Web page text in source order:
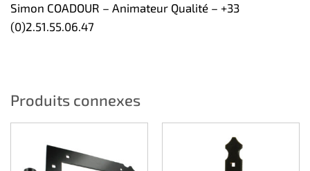
Simon COADOUR – Animateur Qualité – +33
(0)2.51.55.06.47
Produits connexes